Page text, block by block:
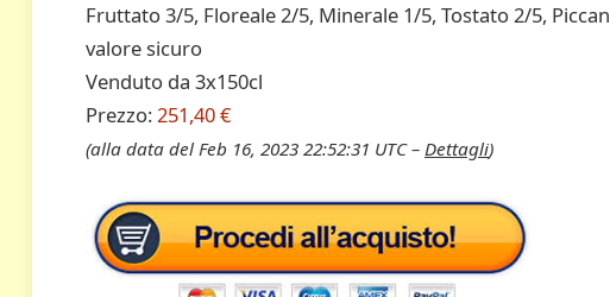
Fruttato 3/5, Floreale 2/5, Minerale 1/5, Tostato 2/5,
valore sicuro
Venduto da 3x150cl
Prezzo:251,40 €
(alla data del Feb 16, 2023 22:52:31 UTC – Dettagli)